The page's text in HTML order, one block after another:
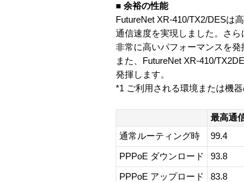
■ 余裕の性能
FutureNet XR-410/TX2/DESは
通信速度を実現しました。さ
非常に高いパフォーマンスを発
また、FutureNet XR-410/
発揮します。
*1 ご利用される環境または機
最高通
通常ルーティング時
99.4
PPPoE ダウンロード 93.8
PPPoE アップロード 83.8